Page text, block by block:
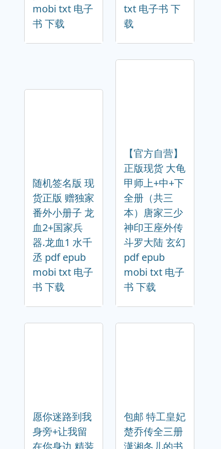
mobi txt 电子
书 下载
txt 电子书 下
载
随机签名版 现
货正版 赠独家
番外小册子 龙
血2+国家兵
器.龙血1 水千
丞 pdf epub
mobi txt 电子
书 下载
【官方自营】
正版现货 大龟
甲师上+中+下
全册（共三
本）唐家三少
神印王座外传
斗罗大陆 玄幻
pdf epub
mobi txt 电子
书 下载
愿你迷路到我
身旁+让我留
在你身边 精装
包邮 特工皇妃
楚乔传全三册
潇湘冬儿的书